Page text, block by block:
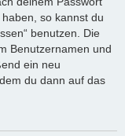
so kannst du
benutzen. Die
Benutzernamen und
ein neu
du dann auf das